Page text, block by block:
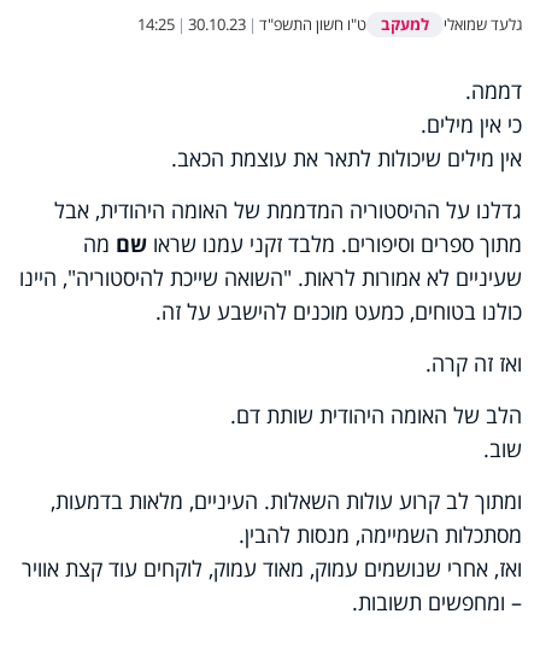
גלעד שמואלי למעקב ט"ו חשון התשפ"ד |
30.10.23
|
14:25
דממה.
כי אין מילים.
אין מילים שיכולות לתאר את עוצמת הכאב.
גדלנו על ההיסטוריה המדממת של האומה היהודית, אבל
מתוך ספרים וסיפורים. מלבד זקני עמנו שראו שם מה
שעיניים לא אמורות לראות. "השואה שייכת להיסטוריה", היינו
כולנו בטוחים, כמעט מוכנים להישבע על זה.
ואז זה קרה.
הלב של האומה היהודית שותת דם.
שוב.
ומתוך לב קרוע עולות השאלות. העיניים, מלאות בדמעות,
מסתכלות השמיימה, מנסות להבין.
ואז, אחרי שנושמים עמוק, מאוד עמוק, לוקחים עוד קצת אוויר
– ומחפשים תשובות.